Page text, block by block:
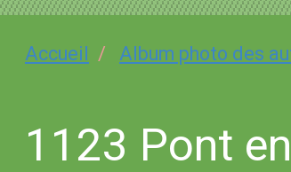
Accueil Album photo des
1123 Pont